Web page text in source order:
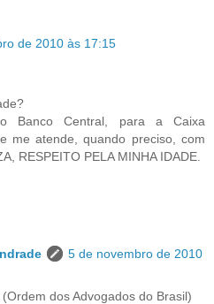
de 2010 às 17:15
Banco Central, para a Caixa
me atende, quando preciso, com
RESPEITO PELA MINHA IDADE.
5 de novembro de 2010
dos Advogados do Brasil)